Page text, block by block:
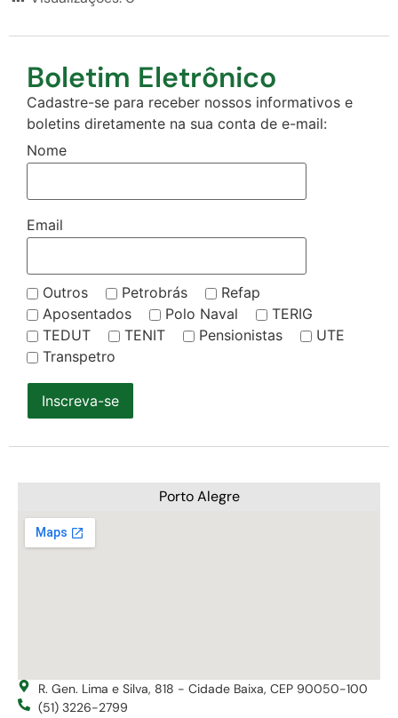
Boletim Eletrônico
Cadastre-se para receber nossos informativos e
boletins diretamente na sua conta de e-mail:
Nome
Email
Outros Petrobrás
Refap
Aposentados
Polo Naval
TERIG
TEDUT
TENIT Pensionistas
UTE
Transpetro
Inscreva-se
Porto Alegre
R. Gen. Lima e Silva, 818 - Cidade Baixa, CEP 90050-100
(51) 3226-2799